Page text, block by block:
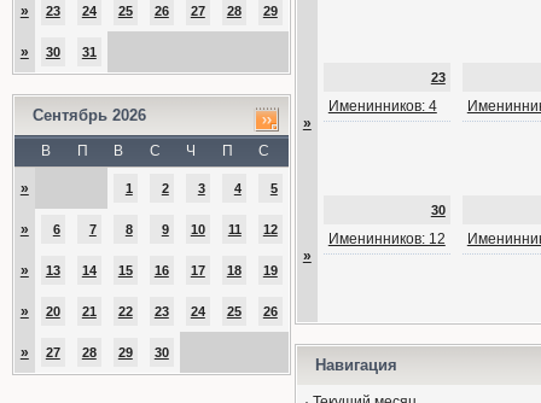
» 23 24 25 26 27 28 29
» 30 31
Сентябрь 2026
В П В С Ч П С
» 1 2 3 4 5
» 6 7 8 9 10 11 12
» 13 14 15 16 17 18 19
» 20 21 22 23 24 25 26
» 27 28 29 30
»
23
Именинников: 4
»
30
Именинников: 12
Навигация